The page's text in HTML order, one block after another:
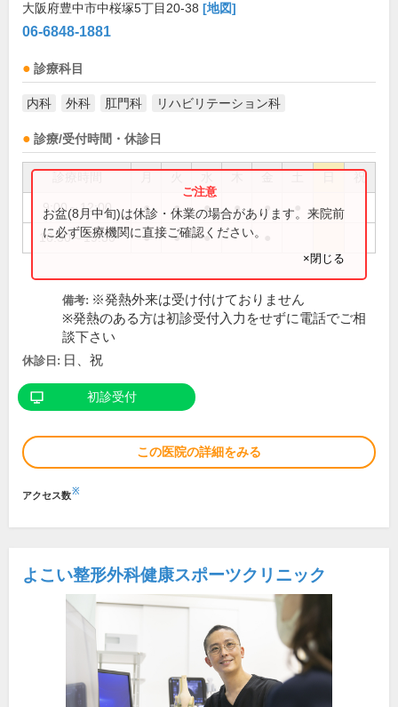
大阪府豊中市中桜塚5丁目20-38 [地図]
06-6848-1881
診療科目
内科 外科 肛門科 リハビリテーション科
診療/受付時間・休診日
祝
9:00～12:00 ● ● ● ● ●
16:30～19:30 ● ● ●
お盆(8月中旬)は休診・休業の場合があります。来院前
に必ず医療機関に直接ご確認ください。
×閉じる
備考: ※発熱外来は受け付けておりません
※発熱のある方は初診受付入力をせずに電話でご相
談下さい
休診日: 日、祝
初診受付
この医院の詳細をみる
アクセス数※
よこい整形外科健康スポーツクリニック